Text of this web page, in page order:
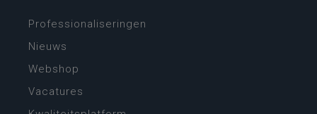
Professionaliseringen
Nieuws
Webshop
Vacatures